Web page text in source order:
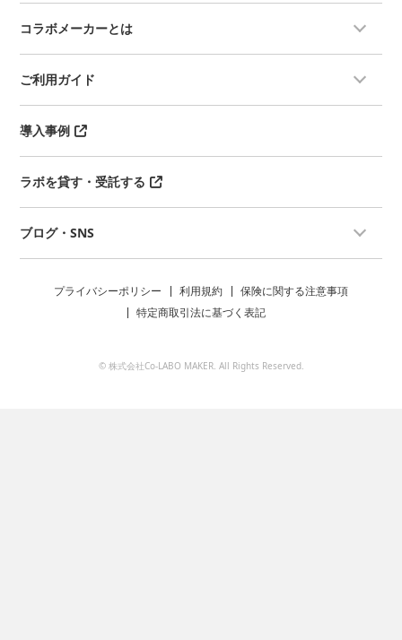
コラボメーカーとは
ご利用ガイド
導入事例
ラボを貸す・受託する
ブログ・SNS
プライバシーポリシー 利用規約
保険に関する注意事項
特定商取引法に基づく表記
© 株式会社Co-LABO MAKER. All Rights Reserved.